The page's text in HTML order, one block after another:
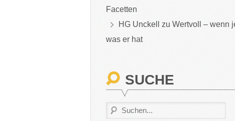
Facetten
HG Unckell
zu Wertvoll – wenn
was er hat
SUCHE